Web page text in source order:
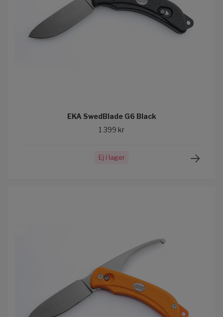
EKA SwedBlade G6 Black
1 399 kr
Ej i lager